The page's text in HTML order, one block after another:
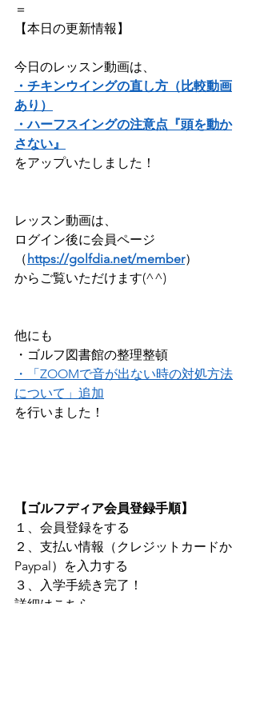
＝
【本日の更新情報】
今日のレッスン動画は、
・チキンウイングの直し方（比較動画
あり）
・ハーフスイングの注意点『頭を動か
さない』
をアップいたしました！
レッスン動画は、
ログイン後に会員ページ
（https://golfdia.net/member）
からご覧いただけます(^^)
他にも
・ゴルフ図書館の整理整頓
・「ZOOMで音が出ない時の対処方法
について」追加
を行いました！
【ゴルフディア会員登録手順】
１、会員登録をする ​
２、支払い情報（クレジットカードか
Paypal）を入力する
３、入学手続き完了！
詳細はこちら